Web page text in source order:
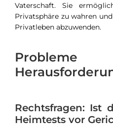
Vaterschaft. Sie
Privatsphäre zu wahren
Privatleben abzuwenden.
Rechtsfragen: Ist
Heimtests vor